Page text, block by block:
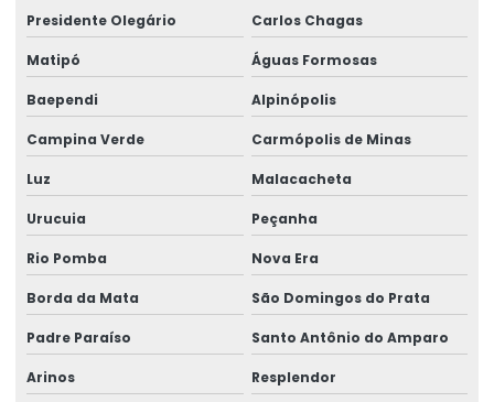
Presidente Olegário Carlos Chagas
Matipó Águas Formosas
Baependi Alpinópolis
Campina Verde Carmópolis de Minas
Luz Malacacheta
Urucuia Peçanha
Rio Pomba Nova Era
Borda da Mata São Domingos do Prata
Padre Paraíso Santo Antônio do Amparo
Arinos Resplendor